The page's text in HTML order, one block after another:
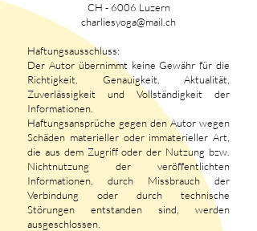
CH - 6006 Luzern
charliesyoga@mail.ch
Haftungsausschluss:
Der Autor übernimmt keine Gewähr für die
Richtigkeit, Genauigkeit, Aktualität,
Zuverlässigkeit und Vollständigkeit der
Informationen.
Haftungsansprüche gegen den Autor wegen
Schäden materieller oder immaterieller Art,
die aus dem Zugriff oder der Nutzung bzw.
Nichtnutzung der veröffentlichten
Informationen, durch Missbrauch der
Verbindung oder durch technische
Störungen entstanden sind, werden
ausgeschlossen.